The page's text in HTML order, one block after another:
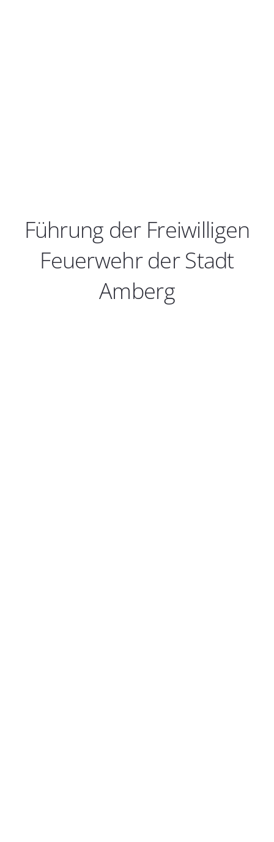
Führung der Freiwilligen
Feuerwehr der Stadt
Amberg